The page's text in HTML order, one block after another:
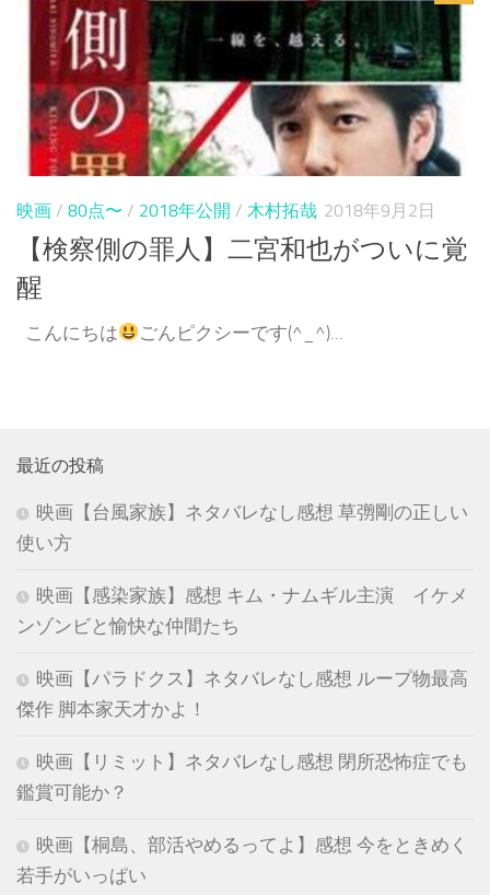
映画 / 80点〜 / 2018年公開 / 木村拓哉 2018年9月2日
【検察側の罪人】二宮和也がついに覚
醒
こんにちは ごんピクシーです(^_^)...
最近の投稿
映画【台風家族】ネタバレなし感想 草彅剛の正しい
使い方
映画【感染家族】感想 キム・ナムギル主演 イケメ
ンゾンビと愉快な仲間たち
映画【パラドクス】ネタバレなし感想 ループ物最高
傑作 脚本家天才かよ！
映画【リミット】ネタバレなし感想 閉所恐怖症でも
鑑賞可能か？
映画【桐島、部活やめるってよ】感想 今をときめく
若手がいっぱい